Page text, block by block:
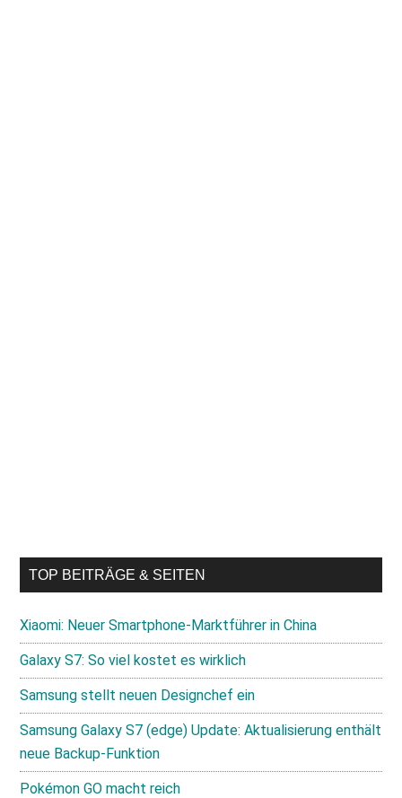
TOP BEITRÄGE & SEITEN
Xiaomi: Neuer Smartphone-Marktführer in China
Galaxy S7: So viel kostet es wirklich
Samsung stellt neuen Designchef ein
Samsung Galaxy S7 (edge) Update: Aktualisierung enthält
neue Backup-Funktion
Pokémon GO macht reich